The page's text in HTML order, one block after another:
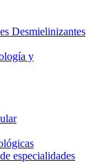
Desmielinizantes
y
especialidades